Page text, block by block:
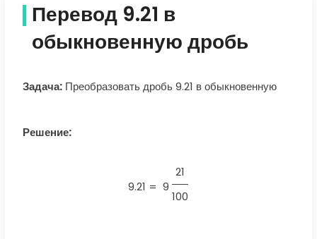
Перевод 9.21 в
обыкновенную дробь
Задача:Преобразовать дробь 9.21 в обыкновенную
Решение:
9.21 = 9
21
100